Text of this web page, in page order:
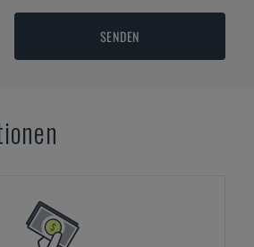
SENDEN